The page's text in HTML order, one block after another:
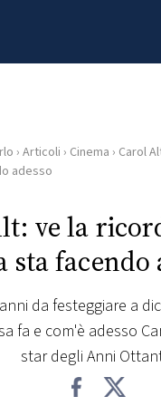
› Articoli › Cinema › Carol
adesso
ve la
sta facendo
da festeggiare a
fa e com'è adesso
star degli Anni